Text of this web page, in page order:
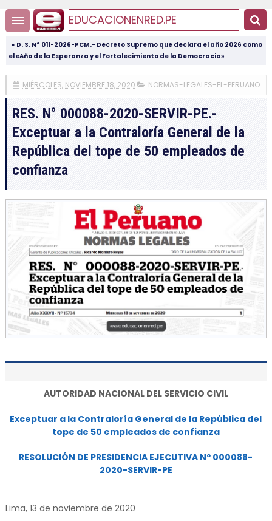
EDUCACIONENRED.PE
« D. S. N° 011-2026-PCM.- Decreto Supremo que declara el año 2026 como
el «Año de la Esperanza y el Fortalecimiento de la Democracia»
MIÉRCOLES, NOVIEMBRE 18, 2020 NORMAS-LEGALES-EL-PERUANO
RES. N° 000088-2020-SERVIR-PE.-
Exceptuar a la Contraloría General de la
República del tope de 50 empleados de
confianza
AUTORIDAD NACIONAL DEL SERVICIO CIVIL
Exceptuar a la Contraloría General de la República del
tope de 50 empleados de confianza
RESOLUCIÓN DE PRESIDENCIA EJECUTIVA Nº 000088-
2020-SERVIR-PE
Lima, 13 de noviembre de 2020